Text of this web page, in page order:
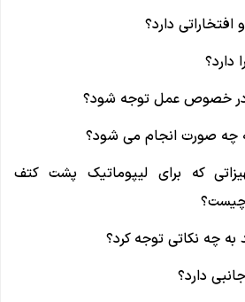
افتخاراتی دارد؟
دارد؟
در خصوص عمل توجه شود؟
چه صورت انجام می شود؟
که برای لیپوماتیک پشت کتف
چیست؟
به چه نکاتی توجه کرد؟
دارد؟